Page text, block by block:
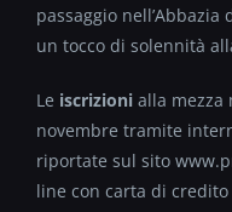
passaggio
un tocco di solennità
Le iscrizioni alla mezza
novembre tramite
riportate sul sito
line con carta di